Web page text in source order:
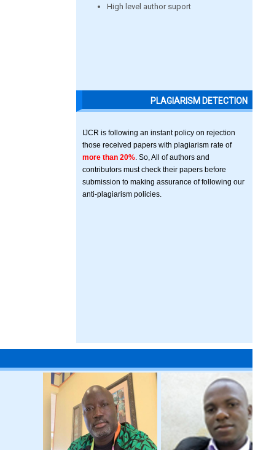
High level author suport
PLAGIARISM DETECTION
IJCR is following an instant policy on rejection
those received papers with plagiarism rate of
more than 20% . So, All of authors and
contributors must check their papers before
submission to making assurance of following our
anti-plagiarism policies.